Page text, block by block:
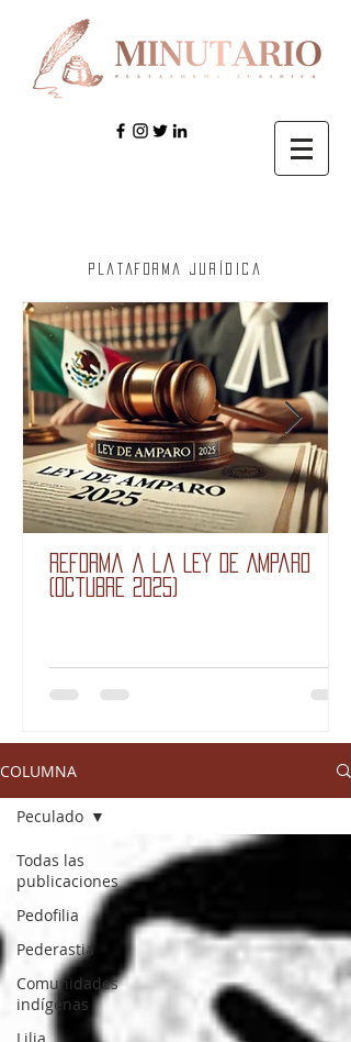
Plataforma jurídica
Reforma a la Ley de Amparo
(octubre 2025)
COLUMNA
Todas las
publicaciones
Pedofilia
Pederastia
Comunidades
indígenas
Peculado